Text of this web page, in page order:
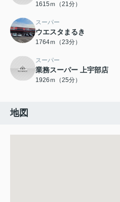
1615ｍ（21分）
スーパー
ウエスタまるき
1764ｍ（23分）
スーパー
業務スーパー 上宇部店
1926ｍ（25分）
地図